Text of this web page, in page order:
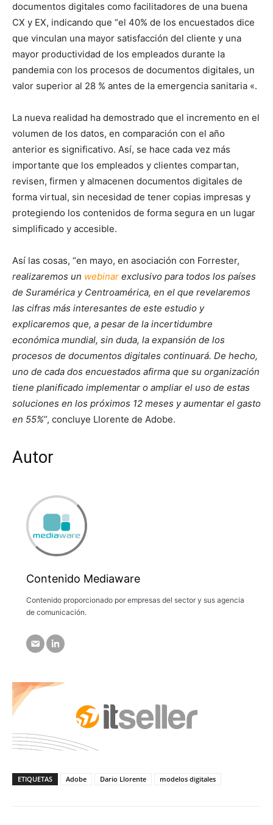
documentos digitales como facilitadores de una buena
CX y EX, indicando que “el 40% de los encuestados dice
que vinculan una mayor satisfacción del cliente y una
mayor productividad de los empleados durante la
pandemia con los procesos de documentos digitales, un
valor superior al 28 % antes de la emergencia sanitaria «.
La nueva realidad ha demostrado que el incremento en el
volumen de los datos, en comparación con el año
anterior es significativo. Así, se hace cada vez más
importante que los empleados y clientes compartan,
revisen, firmen y almacenen documentos digitales de
forma virtual, sin necesidad de tener copias impresas y
protegiendo los contenidos de forma segura en un lugar
simplificado y accesible.
Así las cosas, “en mayo, en asociación con Forrester,
realizaremos un webinar exclusivo para todos los países
de Suramérica y Centroamérica, en el que revelaremos
las cifras más interesantes de este estudio y
explicaremos que, a pesar de la incertidumbre
económica mundial, sin duda, la expansión de los
procesos de documentos digitales continuará. De hecho,
uno de cada dos encuestados afirma que su organización
tiene planificado implementar o ampliar el uso de estas
soluciones en los próximos 12 meses y aumentar el gasto
en 55%’’, concluye Llorente de Adobe.
Autor
Contenido Mediaware
Contenido proporcionado por empresas del sector y sus agencia
de comunicación.
ETIQUETAS Adobe Dario Llorente modelos digitales